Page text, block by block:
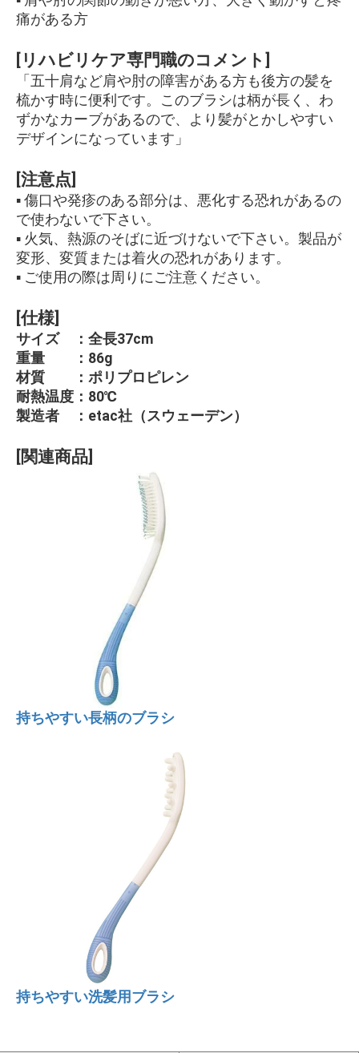
痛がある方
[リハビリケア専門職のコメント]
「五十肩など肩や肘の障害がある方も後方の髪を
梳かす時に便利です。このブラシは柄が長く、わ
ずかなカーブがあるので、より髪がとかしやすい
デザインになっています」
[注意点]
▪ 傷口や発疹のある部分は、悪化する恐れがあるの
で使わないで下さい。
▪ 火気、熱源のそばに近づけないで下さい。製品が
変形、変質または着火の恐れがあります。
▪ ご使用の際は周りにご注意ください。
[仕様]
サイズ ：全長37cm
重量 ：86g
材質 ：ポリプロピレン
耐熱温度：80℃
製造者 ：etac社（スウェーデン）
[関連商品]
持ちやすい長柄のブラシ
持ちやすい洗髪用ブラシ